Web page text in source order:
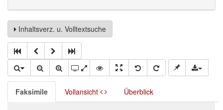
Inhaltsverz. u. Volltextsuche
Faksimile Vollansicht Überblick